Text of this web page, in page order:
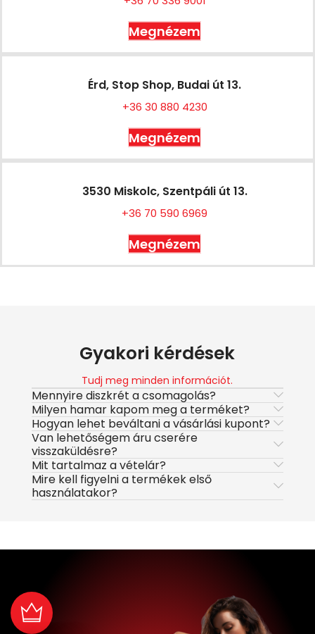
Megnézem
Érd, Stop Shop, Budai út 13.
+36 30 880 4230
Megnézem
3530 Miskolc, Szentpáli út 13.
+36 70 590 6969
Megnézem
Gyakori kérdések
Tudj meg minden információt.
Mennyire diszkrét a csomagolás?
Milyen hamar kapom meg a terméket?
Hogyan lehet beváltani a vásárlási kupont?
Van lehetőségem áru cserére
visszaküldésre?
Mit tartalmaz a vételár?
Mire kell figyelni a termékek első
használatakor?